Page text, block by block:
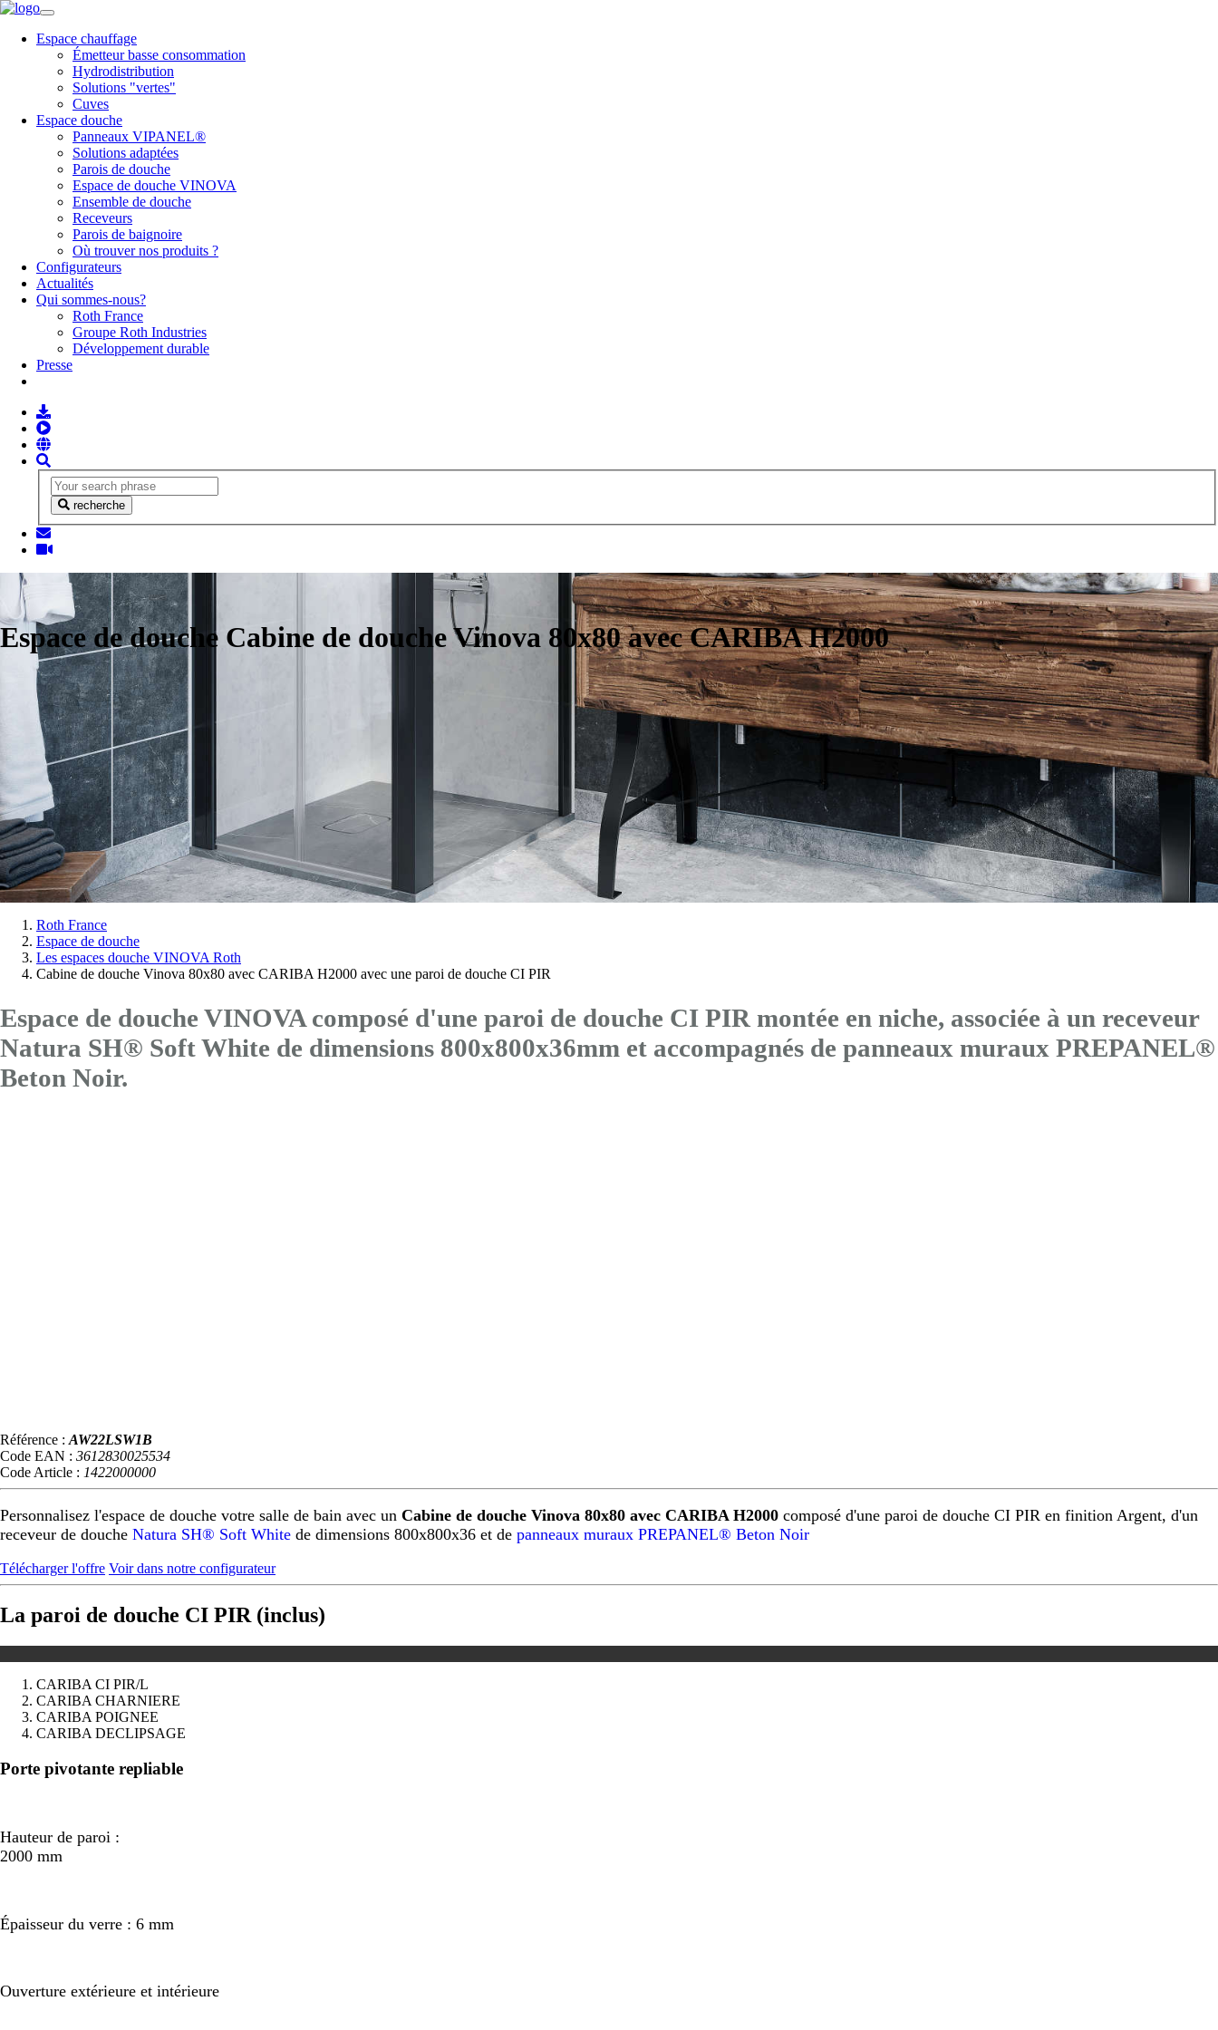
Espace chauffage
Émetteur basse consommation
Hydrodistribution
Solutions "vertes"
Cuves
Espace douche
Panneaux VIPANEL®
Solutions adaptées
Parois de douche
Espace de douche VINOVA
Ensemble de douche
Receveurs
Parois de baignoire
Où trouver nos produits ?
Configurateurs
Actualités
Qui sommes-nous?
Roth France
Groupe Roth Industries
Développement durable
Presse
recherche
Espace de douche Cabine de douche Vinova 80x80 avec CARIBA H2000
Vous
êtes
Roth France
Espace de douche
Les espaces douche VINOVA Roth
Cabine de douche Vinova 80x80 avec CARIBA H2000 avec une paroi de douche CI PIR
Espace de douche VINOVA composé d'une paroi de douche CI PIR montée en niche, associée à un receveur
Natura SH® Soft White de dimensions 800x800x36mm et accompagnés de panneaux muraux PREPANEL®
Beton Noir.
Référence : AW22LSW1B
Code EAN : 3612830025534
Code Article : 1422000000
Personnalisez l'espace de douche votre salle de bain avec un Cabine de douche Vinova 80x80 avec CARIBA H2000 composé d'une paroi de douche CI PIR en finition Argent, d'un
receveur de douche Natura SH® Soft White de dimensions 800x800x36 et de panneaux muraux PREPANEL® Beton Noir
Télécharger l'offre Voir dans notre configurateur
La paroi de douche CI PIR (inclus)
CARIBA CI PIR/L
CARIBA CHARNIERE
CARIBA POIGNEE
CARIBA DECLIPSAGE
Précédent
Suivant
Porte pivotante repliable
Hauteur de paroi :
2000 mm
Épaisseur du verre : 6 mm
Ouverture extérieure et intérieure